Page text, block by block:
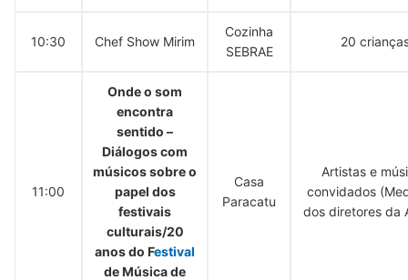
10:30 Chef Show Mirim
Cozinha
SEBRAE
20
11:00
Onde o som
encontra
sentido –
Diálogos com
músicos sobre o
papel dos
festivais
culturais/20
anos do Festival
de Música de
Casa
Paracatu
Artistas e
convidados
dos diretores da